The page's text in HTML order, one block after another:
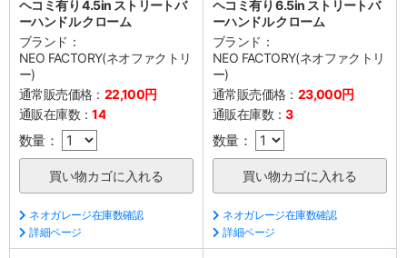
ヘコミ有り 4.5in ストリートバ
ーハンドル クローム
ブランド：
NEO FACTORY(ネオファクトリ
ー)
通常販売価格： 22,100円
通販在庫数：14
数量：
ネオガレージ在庫数確認
詳細ページ
ヘコミ有り 6.5in ストリートバ
ーハンドル クローム
ブランド：
NEO FACTORY(ネオファクトリ
ー)
通常販売価格： 23,000円
通販在庫数：3
数量：
ネオガレージ在庫数確認
詳細ページ